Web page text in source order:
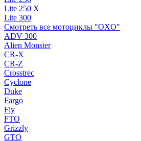
Lite 250 X
Lite 300
Смотреть все мотоциклы "OXO"
ADV 300
Alien Monster
CR-X
CR-Z
Crosstrec
Cyclone
Duke
Fargo
Fly
FTO
Grizzly
GTO